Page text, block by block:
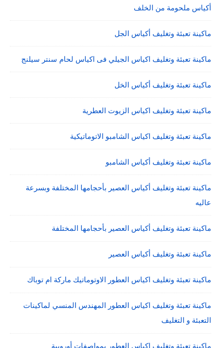
أكياس ملحومة من الخلف
ماكينة تعبئة وتغليف أكياس الجل
ماكينة تعبئة وتغليف اكياس الجيلي فى اكياس لحام سنتر سيلنج
ماكينة تعبئة وتغليف أكياس الخل
ماكينة تعبئة وتغليف اكياس الزيوت العطرية
ماكينة تعبئة وتغليف اكياس الشامبو الاتوماتيكية
ماكينة تعبئة وتغليف أكياس الشامبو
ماكينة تعبئة وتغليف أكياس العصير بأحجامها المختلفة وبسرعة
عاليه
ماكينة تعبئة وتغليف أكياس العصير بأحجامها المختلفة
ماكينة تعبئة وتغليف أكياس العصير
ماكينة تعبئة وتغليف اكياس العطور الاوتوماتيك ماركة ام توباك
ماكينة تعبئة وتغليف اكياس العطور المهندس المنسي لماكينات
التعبئة و التغليف
ماكينة تعبئة وتغليف اكياس العطور بمواصفات أوروبية